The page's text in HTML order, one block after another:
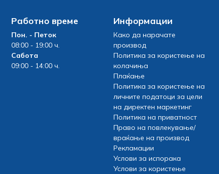
Работно време
Пон. - Петок
08:00 - 19:00 ч.
Сабота
09:00 - 14:00 ч.
Информации
Како да нарачате
производ
Политика за користење на
колачиња
Плаќање
Политика за користење на
личните податоци за цели
на директен маркетинг
Политика на приватност
Право на повлекување/
враќање на производ
Рекламации
Услови за испорака
Услови за користење